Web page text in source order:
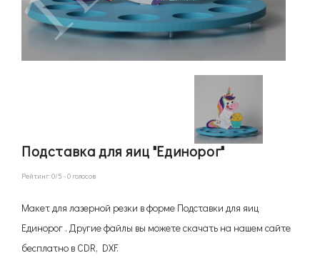
Подставка для яиц "Единорог"
Рейтинг:0/5 -0 голосов
Макет для лазерной резки в форме Подставки для яиц
Единорог . Другие файлы вы можете скачать на нашем сайте
бесплатно в CDR, DXF.